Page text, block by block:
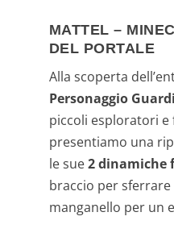
MATTEL –
DEL PORTALE
Alla scoperta
Personaggio
piccoli esploratori
presentiamo una
le sue2 dinamiche
braccio per
manganello per un